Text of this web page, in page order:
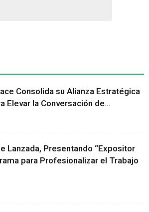
Consolida su Alianza Estratégica
Elevar la Conversación de...
Lanzada, Presentando “Expositor
para Profesionalizar el Trabajo